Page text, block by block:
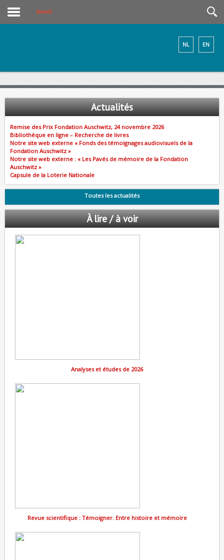
Accueil
EN
NL
Actualités
Remise des Prix Fondation Auschwitz, 24 novembre 2026
Bibliothèque en ligne – Recherche de livres
Notre site web externe « Fonds des témoignages audiovisuels de la
Fondation Auschwitz »
Notre site web externe : « Les Pavés de mémoire de la Fondation
Auschwitz »
Capsule de la Loterie Nationale
Toutes les actualités
À lire / à voir
Analyses et études de 2026
Revue scientifique : Témoigner. Entre histoire et mémoire